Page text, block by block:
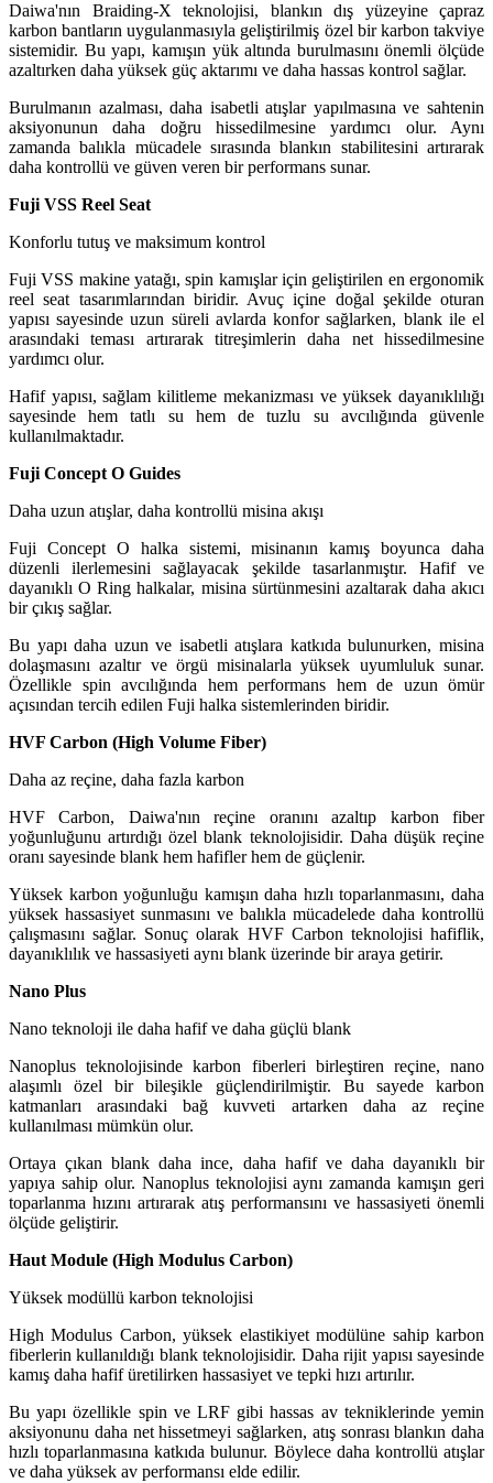
Daiwa'nın Braiding-X teknolojisi, blankın dış yüzeyine çapraz
karbon bantların uygulanmasıyla geliştirilmiş özel bir karbon takviye
sistemidir. Bu yapı, kamışın yük altında burulmasını önemli ölçüde
azaltırken daha yüksek güç aktarımı ve daha hassas kontrol sağlar.
Burulmanın azalması, daha isabetli atışlar yapılmasına ve sahtenin
aksiyonunun daha doğru hissedilmesine yardımcı olur. Aynı
zamanda balıkla mücadele sırasında blankın stabilitesini artırarak
daha kontrollü ve güven veren bir performans sunar.
Fuji VSS Reel Seat
Konforlu tutuş ve maksimum kontrol
Fuji VSS makine yatağı, spin kamışlar için geliştirilen en ergonomik
reel seat tasarımlarından biridir. Avuç içine doğal şekilde oturan
yapısı sayesinde uzun süreli avlarda konfor sağlarken, blank ile el
arasındaki teması artırarak titreşimlerin daha net hissedilmesine
yardımcı olur.
Hafif yapısı, sağlam kilitleme mekanizması ve yüksek dayanıklılığı
sayesinde hem tatlı su hem de tuzlu su avcılığında güvenle
kullanılmaktadır.
Fuji Concept O Guides
Daha uzun atışlar, daha kontrollü misina akışı
Fuji Concept O halka sistemi, misinanın kamış boyunca daha
düzenli ilerlemesini sağlayacak şekilde tasarlanmıştır. Hafif ve
dayanıklı O Ring halkalar, misina sürtünmesini azaltarak daha akıcı
bir çıkış sağlar.
Bu yapı daha uzun ve isabetli atışlara katkıda bulunurken, misina
dolaşmasını azaltır ve örgü misinalarla yüksek uyumluluk sunar.
Özellikle spin avcılığında hem performans hem de uzun ömür
açısından tercih edilen Fuji halka sistemlerinden biridir.
HVF Carbon (High Volume Fiber)
Daha az reçine, daha fazla karbon
HVF Carbon, Daiwa'nın reçine oranını azaltıp karbon fiber
yoğunluğunu artırdığı özel blank teknolojisidir. Daha düşük reçine
oranı sayesinde blank hem hafifler hem de güçlenir.
Yüksek karbon yoğunluğu kamışın daha hızlı toparlanmasını, daha
yüksek hassasiyet sunmasını ve balıkla mücadelede daha kontrollü
çalışmasını sağlar. Sonuç olarak HVF Carbon teknolojisi hafiflik,
dayanıklılık ve hassasiyeti aynı blank üzerinde bir araya getirir.
Nano Plus
Nano teknoloji ile daha hafif ve daha güçlü blank
Nanoplus teknolojisinde karbon fiberleri birleştiren reçine, nano
alaşımlı özel bir bileşikle güçlendirilmiştir. Bu sayede karbon
katmanları arasındaki bağ kuvveti artarken daha az reçine
kullanılması mümkün olur.
Ortaya çıkan blank daha ince, daha hafif ve daha dayanıklı bir
yapıya sahip olur. Nanoplus teknolojisi aynı zamanda kamışın geri
toparlanma hızını artırarak atış performansını ve hassasiyeti önemli
ölçüde geliştirir.
Haut Module (High Modulus Carbon)
Yüksek modüllü karbon teknolojisi
High Modulus Carbon, yüksek elastikiyet modülüne sahip karbon
fiberlerin kullanıldığı blank teknolojisidir. Daha rijit yapısı sayesinde
kamış daha hafif üretilirken hassasiyet ve tepki hızı artırılır.
Bu yapı özellikle spin ve LRF gibi hassas av tekniklerinde yemin
aksiyonunu daha net hissetmeyi sağlarken, atış sonrası blankın daha
hızlı toparlanmasına katkıda bulunur. Böylece daha kontrollü atışlar
ve daha yüksek av performansı elde edilir.